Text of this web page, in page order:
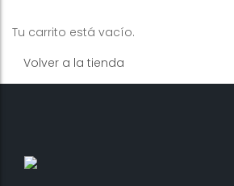
Tu carrito está vacío.
Volver a la tienda